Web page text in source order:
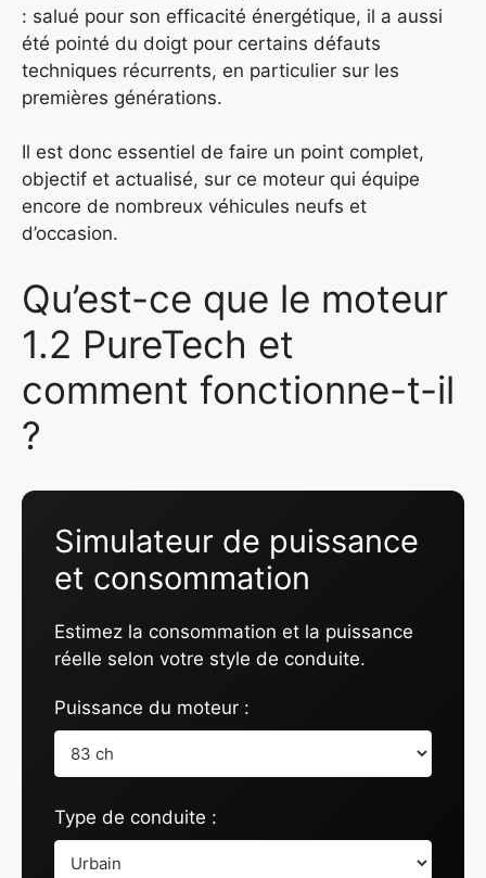
: salué pour son efficacité énergétique, il a aussi
été pointé du doigt pour certains défauts
techniques récurrents, en particulier sur les
premières générations.
Il est donc essentiel de faire un point complet,
objectif et actualisé, sur ce moteur qui équipe
encore de nombreux véhicules neufs et
d’occasion.
Qu’est-ce que le moteur
1.2 PureTech et
comment fonctionne-t-il
?
Simulateur de puissance
et consommation
Estimez la consommation et la puissance
réelle selon votre style de conduite.
Puissance du moteur :
Type de conduite :